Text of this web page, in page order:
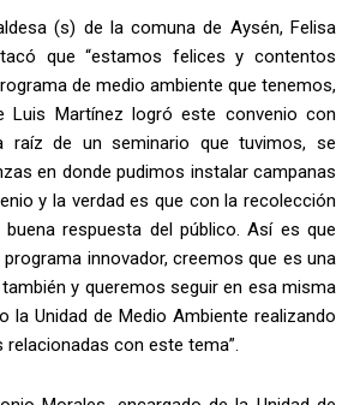
(s) de la comuna de Aysén, Felisa
que “estamos felices y contentos
de medio ambiente que tenemos,
Luis Martínez logró este convenio con
raíz de un seminario que tuvimos, se
en donde pudimos instalar campanas
y la verdad es que con la recolección
respuesta del público. Así es que
innovador, creemos que es una
y queremos seguir en esa misma
la Unidad de Medio Ambiente realizando
con este tema”.